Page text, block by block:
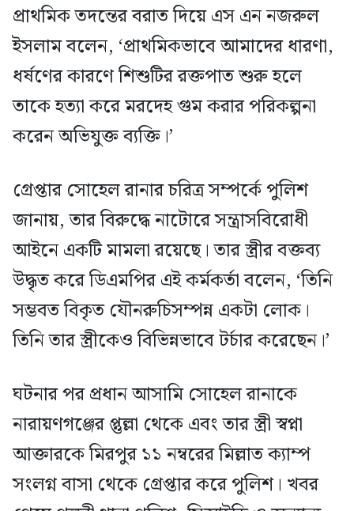
প্রাথমিক তদন্তের বরাত দিয়ে এস এন নজরুল
ইসলাম বলেন, ‘প্রাথমিকভাবে আমাদের ধারণা,
ধর্ষণের কারণে শিশুটির রক্তপাত শুরু হলে
তাকে হত্যা করে মরদেহ গুম করার পরিকল্পনা
করেন অভিযুক্ত ব্যক্তি।’
গ্রেপ্তার সোহেল রানার চরিত্র সম্পর্কে পুলিশ
জানায়, তার বিরুদ্ধে নাটোরে সন্ত্রাসবিরোধী
আইনে একটি মামলা রয়েছে। তার স্ত্রীর বক্তব্য
উদ্ধৃত করে ডিএমপির এই কর্মকর্তা বলেন, ‘তিনি
সম্ভবত বিকৃত যৌনরুচিসম্পন্ন একটা লোক।
তিনি তার স্ত্রীকেও বিভিন্নভাবে টর্চার করেছেন।’
ঘটনার পর প্রধান আসামি সোহেল রানাকে
নারায়ণগঞ্জের প্তুল্লা থেকে এবং তার স্ত্রী স্বপ্না
আক্তারকে মিরপুর ১১ নম্বরের মিল্লাত ক্যাম্প
সংলগ্ন বাসা থেকে গ্রেপ্তার করে পুলিশ। খবর